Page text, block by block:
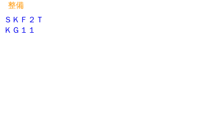
整備
投
ＳＫＦ２Ｔ
ＫＧ１１